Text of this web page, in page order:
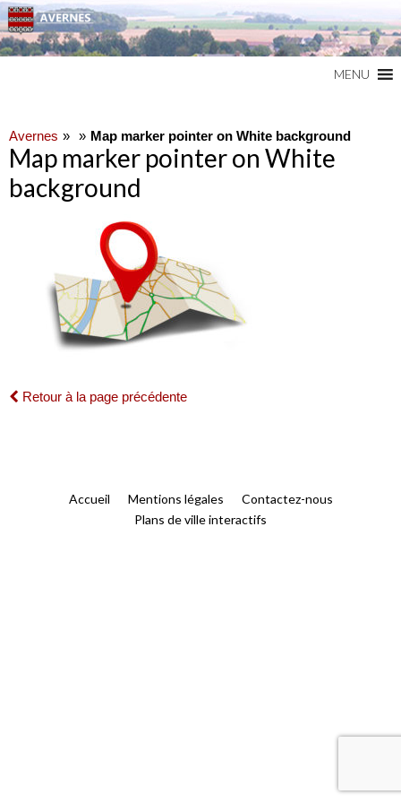
MENU
Avernes Map marker pointer on White background
Map marker pointer on White
background
Retour à la page précédente
Accueil Mentions légales
Contactez-nous
Plans de ville interactifs